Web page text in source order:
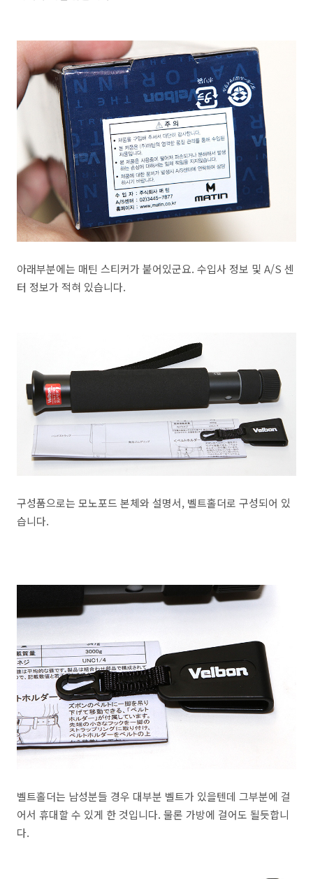
아래부분에는 매틴 스티커가 붙어있군요. 수입사 정보 및 A/S 센
터 정보가 적혀 있습니다.
구성품으로는 모노포드 본체와 설명서, 벨트홀더로 구성되어 있
습니다.
벨트홀더는 남성분들 경우 대부분 벨트가 있을텐데 그부분에 걸
어서 휴대할 수 있게 한 것입니다. 물론 가방에 걸어도 될듯합니
다.